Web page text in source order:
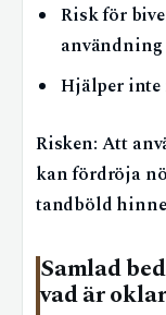
Risk för
användning
Hjälper inte
Risken: Att
kan fördröja
tandböld
Samlad
vad är